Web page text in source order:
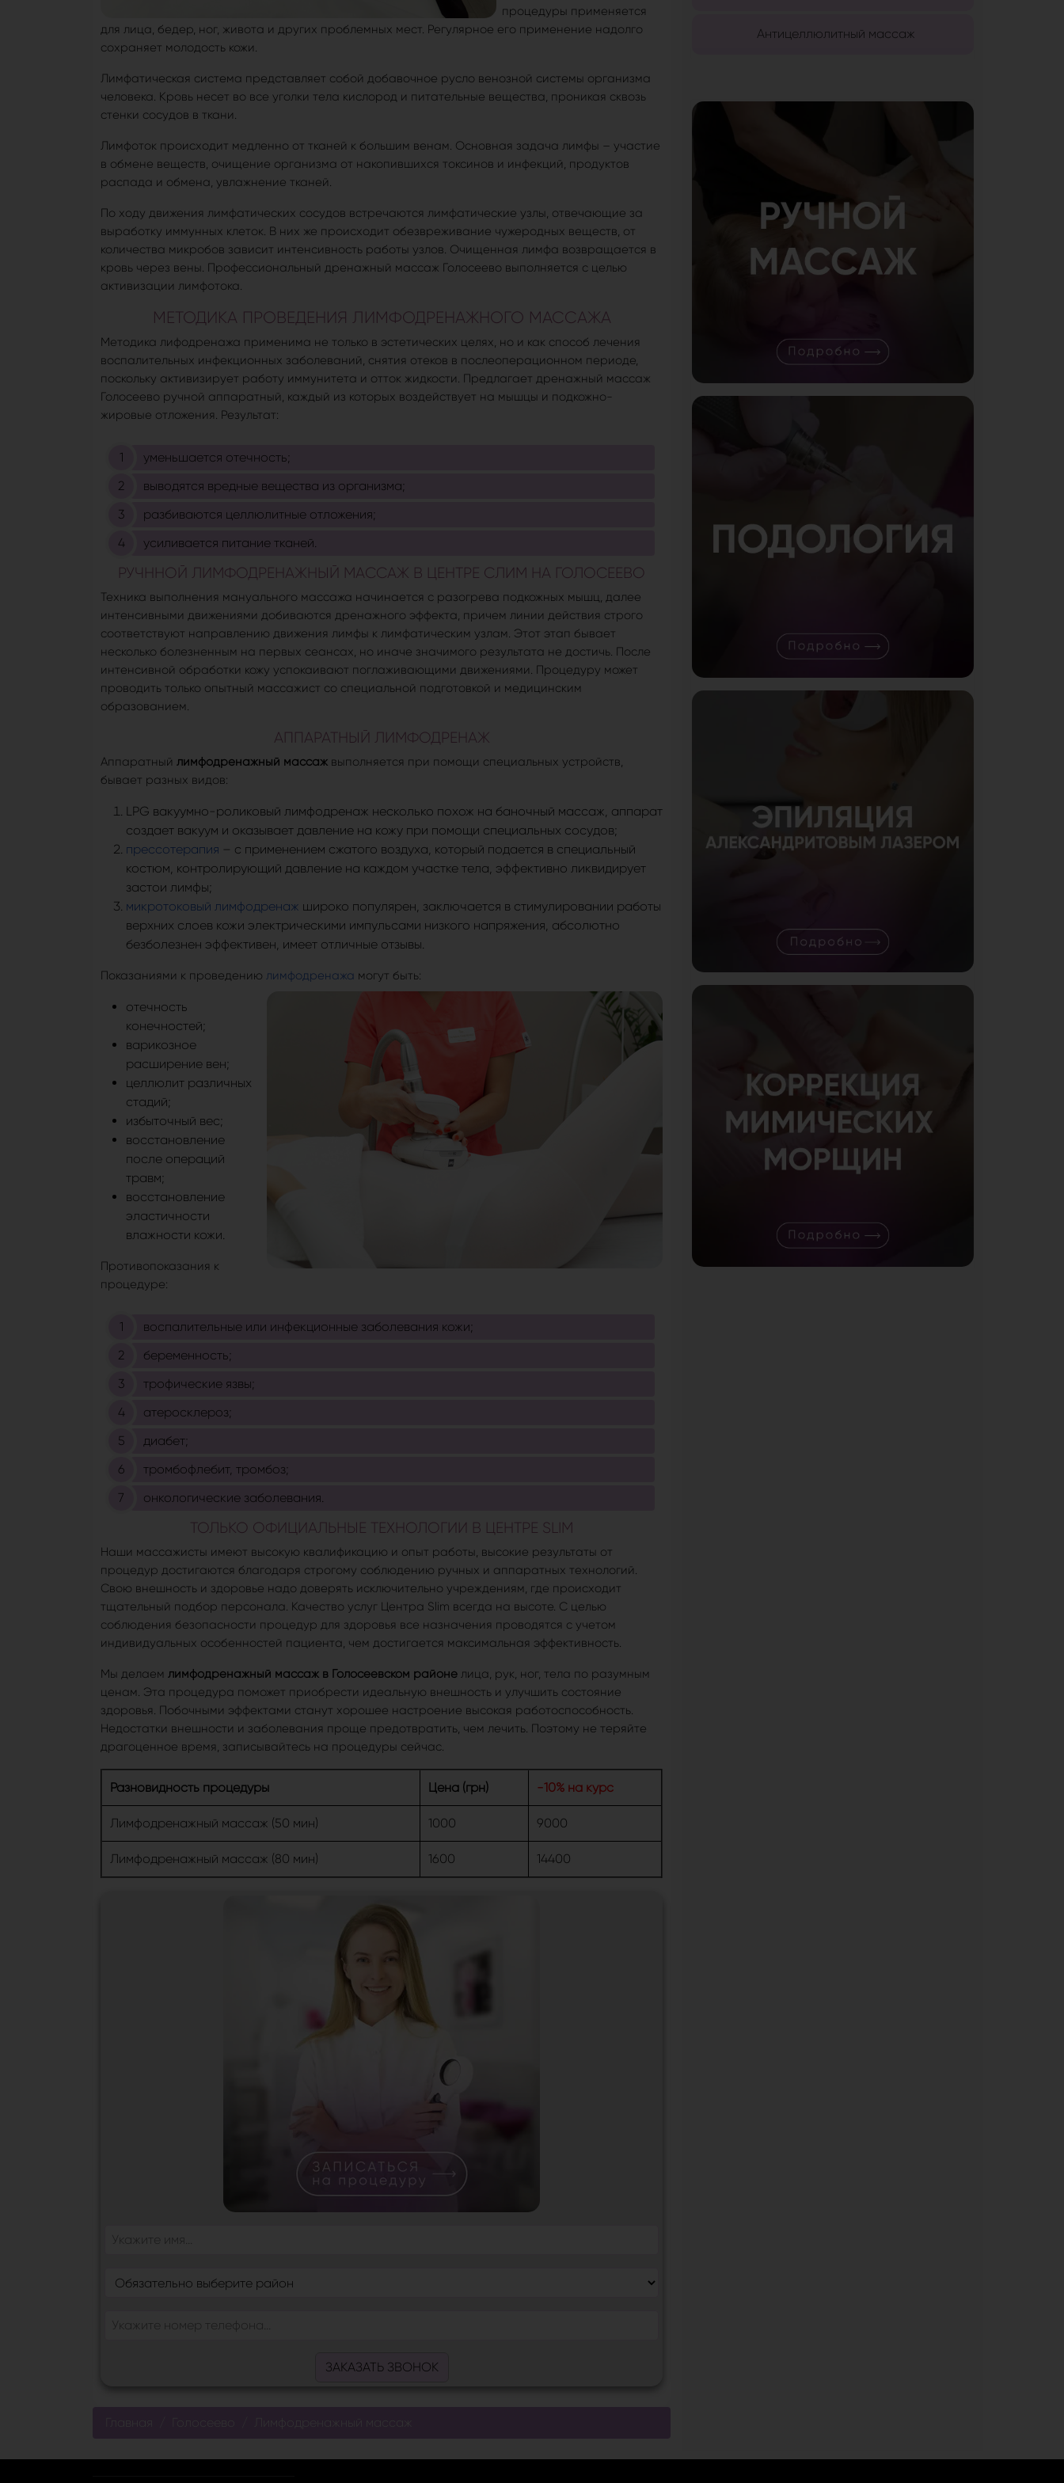
процедуры применяется
для лица, бедер, ног, живота и других проблемных мест. Регулярное его применение надолго
сохраняет молодость кожи.
Лимфатическая система представляет собой добавочное русло венозной системы организма
человека. Кровь несет во все уголки тела кислород и питательные вещества, проникая сквозь
стенки сосудов в ткани.
Лимфоток происходит медленно от тканей к большим венам. Основная задача лимфы – участие
в обмене веществ, очищение организма от накопившихся токсинов и инфекций, продуктов
распада и обмена, увлажнение тканей.
По ходу движения лимфатических сосудов встречаются лимфатические узлы, отвечающие за
выработку иммунных клеток. В них же происходит обезвреживание чужеродных веществ, от
количества микробов зависит интенсивность работы узлов. Очищенная лимфа возвращается в
кровь через вены. Профессиональный дренажный массаж Голосеево выполняется с целью
активизации лимфотока.
МЕТОДИКА ПРОВЕДЕНИЯ ЛИМФОДРЕНАЖНОГО МАССАЖА
Методика лифодренажа применима не только в эстетических целях, но и как способ лечения
воспалительных инфекционных заболеваний, снятия отеков в послеоперационном периоде,
поскольку активизирует работу иммунитета и отток жидкости. Предлагает дренажный массаж
Голосеево ручной аппаратный, каждый из которых воздействует на мышцы и подкожно-
жировые отложения. Результат:
уменьшается отечность;
выводятся вредные вещества из организма;
разбиваются целлюлитные отложения;
усиливается питание тканей.
РУЧННОЙ ЛИМФОДРЕНАЖНЫЙ МАССАЖ В ЦЕНТРЕ СЛИМ НА ГОЛОСЕЕВО
Техника выполнения мануального массажа начинается с разогрева подкожных мышц, далее
интенсивными движениями добиваются дренажного эффекта, причем линии действия строго
соответствуют направлению движения лимфы к лимфатическим узлам. Этот этап бывает
несколько болезненным на первых сеансах, но иначе значимого результата не достичь. После
интенсивной обработки кожу успокаивают поглаживающими движениями. Процедуру может
проводить только опытный массажист со специальной подготовкой и медицинским
образованием.
АППАРАТНЫЙ ЛИМФОДРЕНАЖ
Аппаратный лимфодренажный массаж выполняется при помощи специальных устройств,
бывает разных видов:
LPG вакуумно-роликовый лимфодренаж несколько похож на баночный массаж, аппарат
создает вакуум и оказывает давление на кожу при помощи специальных сосудов;
прессотерапия – с применением сжатого воздуха, который подается в специальный
костюм, контролирующий давление на каждом участке тела, эффективно ликвидирует
застои лимфы;
микротоковый лимфодренаж широко популярен, заключается в стимулировании работы
верхних слоев кожи электрическими импульсами низкого напряжения, абсолютно
безболезнен эффективен, имеет отличные отзывы.
Показаниями к проведению лимфодренажа могут быть:
отечность
конечностей;
варикозное
расширение вен;
целлюлит различных
стадий;
избыточный вес;
восстановление
после операций
травм;
восстановление
эластичности
влажности кожи.
Противопоказания к
процедуре:
воспалительные или инфекционные заболевания кожи;
беременность;
трофические язвы;
атеросклероз;
диабет;
тромбофлебит, тромбоз;
онкологические заболевания.
ТОЛЬКО ОФИЦИАЛЬНЫЕ ТЕХНОЛОГИИ В ЦЕНТРЕ SLIM
Наши массажисты имеют высокую квалификацию и опыт работы, высокие результаты от
процедур достигаются благодаря строгому соблюдению ручных и аппаратных технологий.
Свою внешность и здоровье надо доверять исключительно учреждениям, где происходит
тщательный подбор персонала. Качество услуг Центра Slim всегда на высоте. С целью
соблюдения безопасности процедур для здоровья все назначения проводятся с учетом
индивидуальных особенностей пациента, чем достигается максимальная эффективность.
Мы делаем лимфодренажный массаж в Голосеевском районе лица, рук, ног, тела по разумным
ценам. Эта процедура поможет приобрести идеальную внешность и улучшить состояние
здоровья. Побочными эффектами станут хорошее настроение высокая работоспособность.
Недостатки внешности и заболевания проще предотвратить, чем лечить. Поэтому не теряйте
драгоценное время, записывайтесь на процедуры сейчас.
Разновидность процедуры Цена (грн) -10% на курс
Лимфодренажный массаж (50 мин) 1000 9000
Лимфодренажный массаж (80 мин) 1600 14400
ЗАКАЗАТЬ ЗВОНОК
Главная Лимфодренажный массаж
Антицеллюлитный массаж